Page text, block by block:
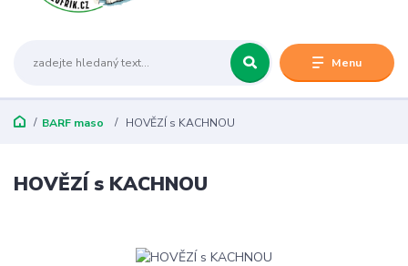
Menu
BARF maso HOVĚZÍ s KACHNOU
HOVĚZÍ s KACHNOU